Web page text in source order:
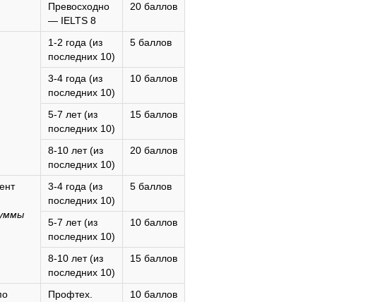
Превосходно
— IELTS 8
20 баллов
1-2 года (из
последних 10)
5 баллов
3-4 года (из
последних 10)
10 баллов
5-7 лет (из
последних 10)
15 баллов
8-10 лет (из
последних 10)
20 баллов
3-4 года (из
последних 10)
5 баллов
5-7 лет (из
последних 10)
10 баллов
8-10 лет (из
последних 10)
15 баллов
Профтех.
10 баллов